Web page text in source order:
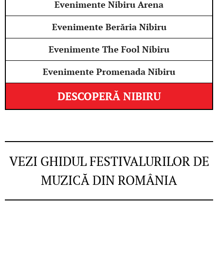
Evenimente Nibiru Arena
Evenimente Berăria Nibiru
Evenimente The Fool Nibiru
Evenimente Promenada Nibiru
DESCOPERĂ NIBIRU
VEZI GHIDUL FESTIVALURILOR DE
MUZICĂ DIN ROMÂNIA